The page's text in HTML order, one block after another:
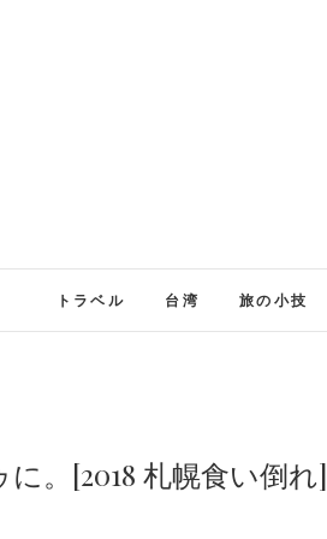
トラベル 台湾 旅の小技
。[2018 札幌食い倒れ]